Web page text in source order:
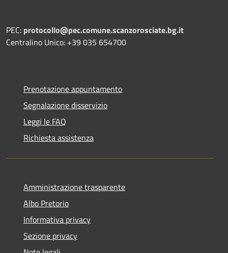
PEC: protocollo@pec.comune.scanzorosciate.bg.it
Centralino Unico: +39 035 654700
Prenotazione appuntamento
Segnalazione disservizio
Leggi le FAQ
Richiesta assistenza
Amministrazione trasparente
Albo Pretorio
Informativa privacy
Sezione privacy